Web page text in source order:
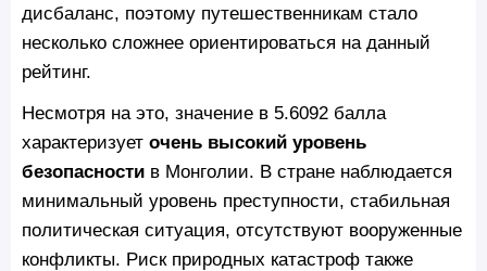
дисбаланс, поэтому путешественникам стало
несколько сложнее ориентироваться на данный
рейтинг.
Несмотря на это, значение в 5.6092 балла
характеризует очень высокий уровень
безопасности в Монголии. В стране наблюдается
минимальный уровень преступности, стабильная
политическая ситуация, отсутствуют вооруженные
конфликты. Риск природных катастроф также